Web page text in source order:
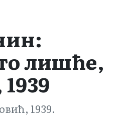
лишће,
1939.